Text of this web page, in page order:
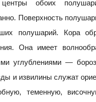
обоих
Поверхность
полушарий. Кора
Она имеет
углублениями —
и извилины служат
теменную,